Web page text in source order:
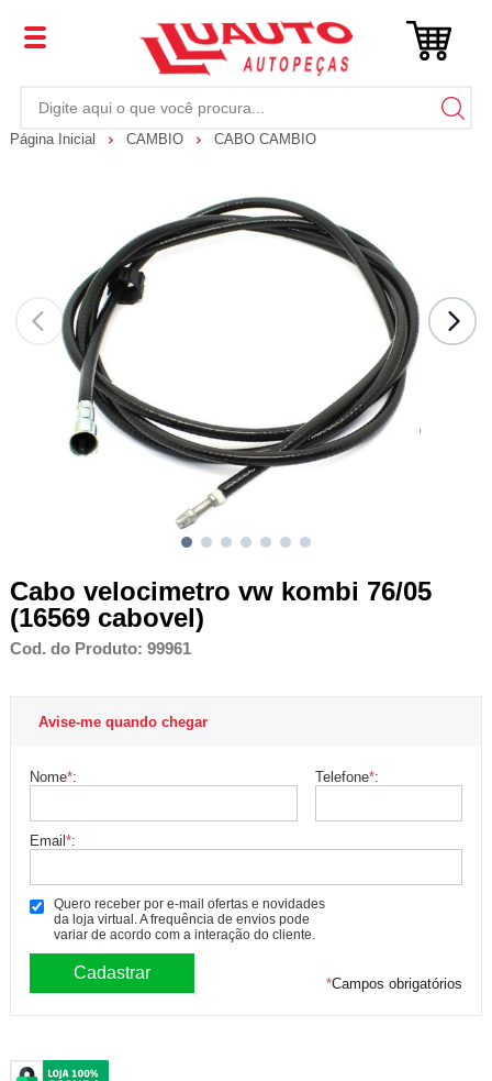
Página Inicial CAMBIO CABO CAMBIO
Cabo velocimetro vw kombi 76/05
(16569 cabovel)
Cod. do Produto: 99961
Avise-me quando chegar
Nome*: Telefone*:
Email*:
Quero receber por e-mail ofertas e novidades
da loja virtual. A frequência de envios pode
variar de acordo com a interação do cliente.
*Campos obrigatórios